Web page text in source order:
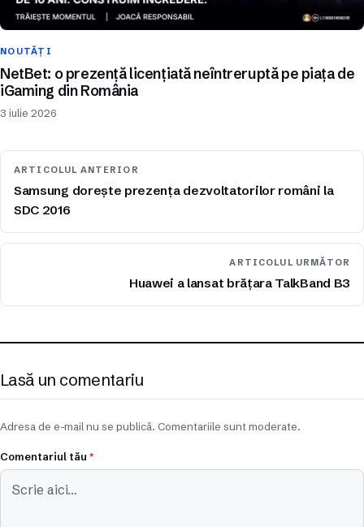
NOUTĂȚI
NetBet: o prezență licențiată neîntreruptă pe piața de
iGaming din România
3 iulie 2026
ARTICOLUL ANTERIOR
Samsung dorește prezența dezvoltatorilor români la
SDC 2016
ARTICOLUL URMĂTOR
Huawei a lansat brățara TalkBand B3
Lasă un comentariu
Adresa de e-mail nu se publică. Comentariile sunt moderate.
Comentariul tău *